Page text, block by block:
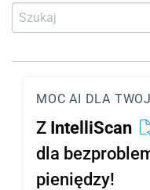
MOC AI DLA
Z IntelliScan
dla
pieniędzy!